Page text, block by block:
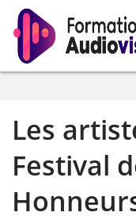
Les
Festival